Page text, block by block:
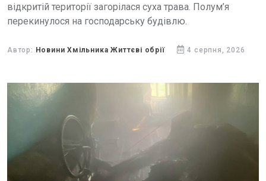
відкритій території загорілася суха трава. Полум’я
перекинулося на господарську будівлю.
Автор: Новини Хмільника Життєві обрії 4 серпня, 2026